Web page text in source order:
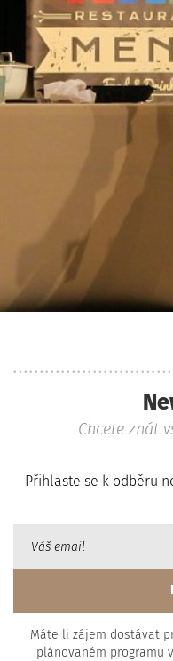
Chcete znát
Přihlaste se k odběru
Máte li zájem dostávat
plánovaném programu